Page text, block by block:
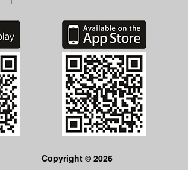
Copyright © 2026